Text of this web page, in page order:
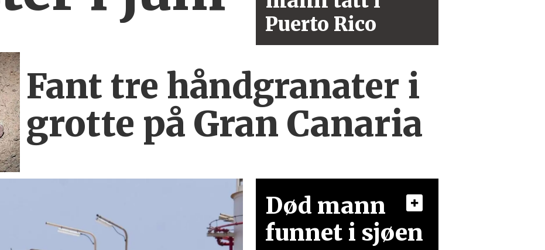
Puerto Rico
Fant tre håndgranater i
grotte på Gran Canaria
Død mann
funnet i sjøen